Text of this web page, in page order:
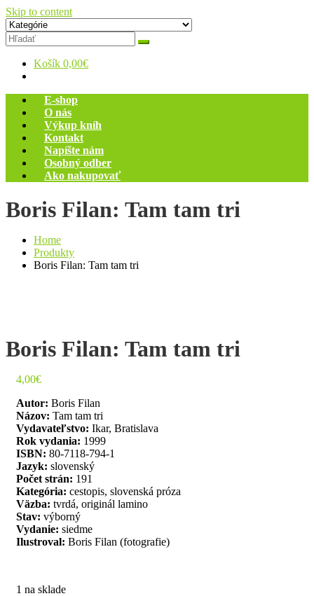
Skip to content
Zelený dom
Antikvariát
Košík 0,00€
E-shop
O nás
Výkup kníh
Kontakt
Napíšte nám
Osobný odber
Ako nakupovať
Boris Filan: Tam tam tri
Home
Produkty
Boris Filan: Tam tam tri
Boris Filan: Tam tam tri
4,00€
Autor: Boris Filan
Názov: Tam tam tri
Vydavateľstvo: Ikar, Bratislava
Rok vydania: 1999
ISBN: 80-7118-794-1
Jazyk: slovenský
Počet strán: 191
Kategória: cestopis, slovenská próza
Väzba: tvrdá, originál lamino
Stav: výborný
Vydanie: siedme
Ilustroval: Boris Filan (fotografie)
1 na sklade